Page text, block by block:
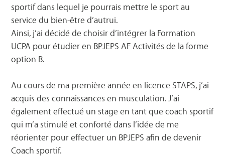
sportif dans lequel je pourrais mettre le sport au
service du bien-être d’autrui.
Ainsi, j’ai décidé de choisir d’intégrer la Formation
UCPA pour étudier en BPJEPS AF Activités de la forme
option B.
Au cours de ma première année en licence STAPS, j’ai
acquis des connaissances en musculation. J’ai
également effectué un stage en tant que coach sportif
qui m’a stimulé et conforté dans l’idée de me
réorienter pour effectuer un BPJEPS afin de devenir
Coach sportif.